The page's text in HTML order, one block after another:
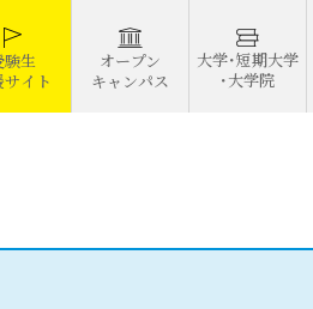
験生
イト
オープン
キャンパス
大学・短期大学
・大学院